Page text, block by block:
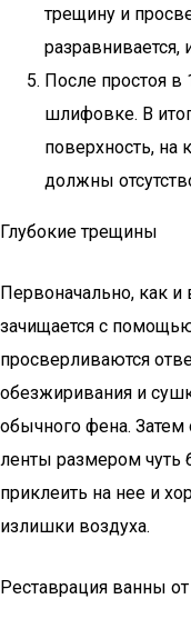
трещину и
После простоя в
шлифовке. В
поверхность, на
должны
Глубокие трещины
Первоначально, как и
зачищается с
просверливаются
обезжиривания и
обычного фена. Затем
ленты размером
приклеить на нее и
излишки воздуха.
Реставрация ванны